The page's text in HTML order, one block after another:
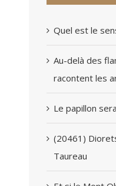
Quel est le
Au-delà des
racontent les
Le papillon
(20461)
Taureau